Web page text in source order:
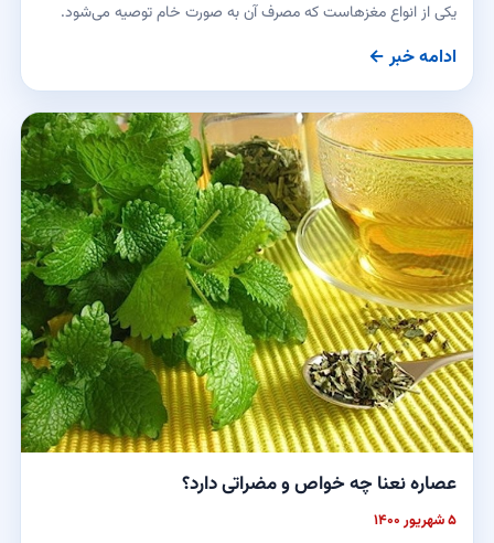
یکی از انواع مغزهاست که مصرف آن به صورت خام توصیه می‌شود.
ادامه خبر ←
عصاره نعنا چه خواص و مضراتی دارد؟
۵ شهریور ۱۴۰۰